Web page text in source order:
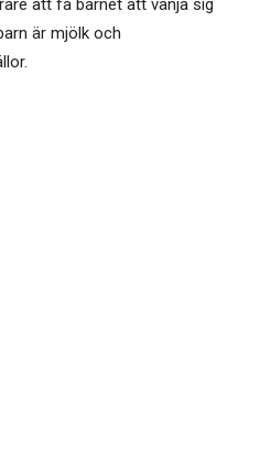
att få barnet att vänja sig
är mjölk och